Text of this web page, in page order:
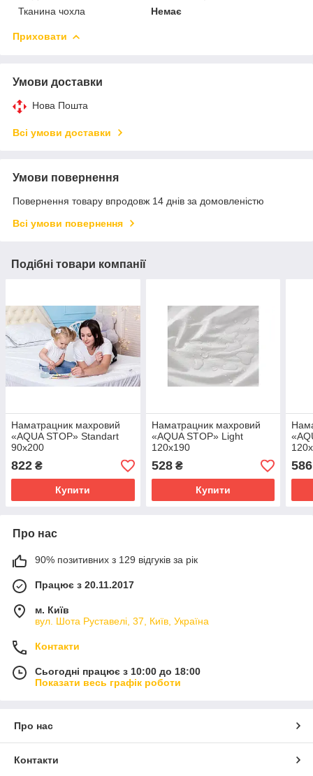
Тканина чохла
Немає
Приховати
Умови доставки
Нова Пошта
Всі умови доставки
Умови повернення
Повернення товару впродовж 14 днів за домовленістю
Всі умови повернення
Подібні товари компанії
Наматрацник махровий
«AQUA STOP» Standart
90x200
822 ₴
Купити
Наматрацник махровий
«AQUA STOP» Light
120x190
528₴
Купити
586
Про нас
90% позитивних з 129 відгуків за рік
Працює з 20.11.2017
м. Київ
вул. Шота Руставелі, 37, Київ, Україна
Контакти
Сьогодні працює з 10:00 до 18:00
Показати весь графік роботи
Про нас
Контакти